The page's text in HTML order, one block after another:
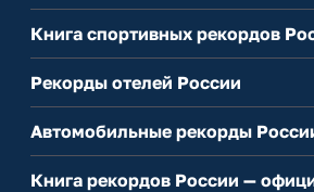
Книга спортивных рекордов
Рекорды отелей России
Автомобильные рекорды
Книга рекордов России —